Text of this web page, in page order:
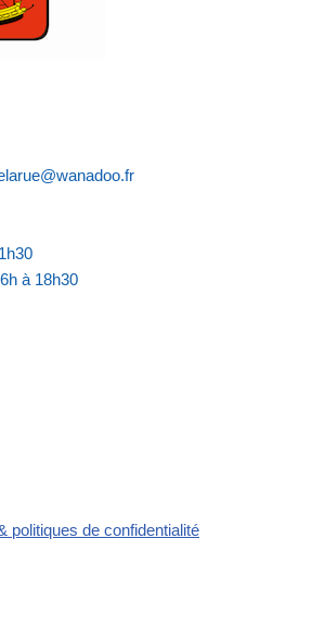
à 18h30
politiques de confidentialité